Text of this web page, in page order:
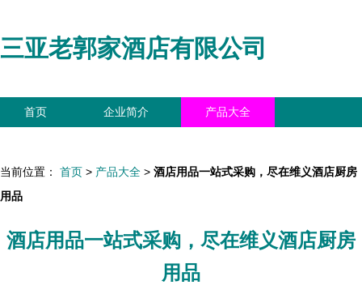
三亚老郭家酒店有限公司
首页 企业简介 产品大全
当前位置： 首页 > 产品大全 > 酒店用品一站式采购，尽在维义酒店厨房
用品
酒店用品一站式采购，尽在维义酒店厨房
用品